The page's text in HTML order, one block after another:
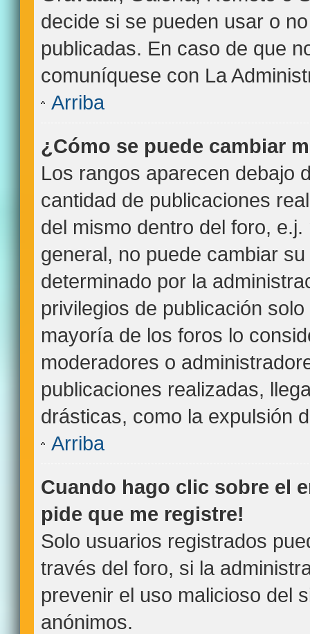
decide si se pueden usar o
publicadas. En caso de que
comuníquese con La
Arriba
¿Cómo se puede cambiar
Los rangos aparecen debajo
cantidad de publicaciones
del mismo dentro del foro,
general, no puede cambiar
determinado por la
privilegios de publicación
mayoría de los foros lo
moderadores o
publicaciones realizadas,
drásticas, como la expulsión
Arriba
Cuando hago clic sobre el
pide que me registre!
Solo usuarios registrados
través del foro, si la
prevenir el uso malicioso del
anónimos.